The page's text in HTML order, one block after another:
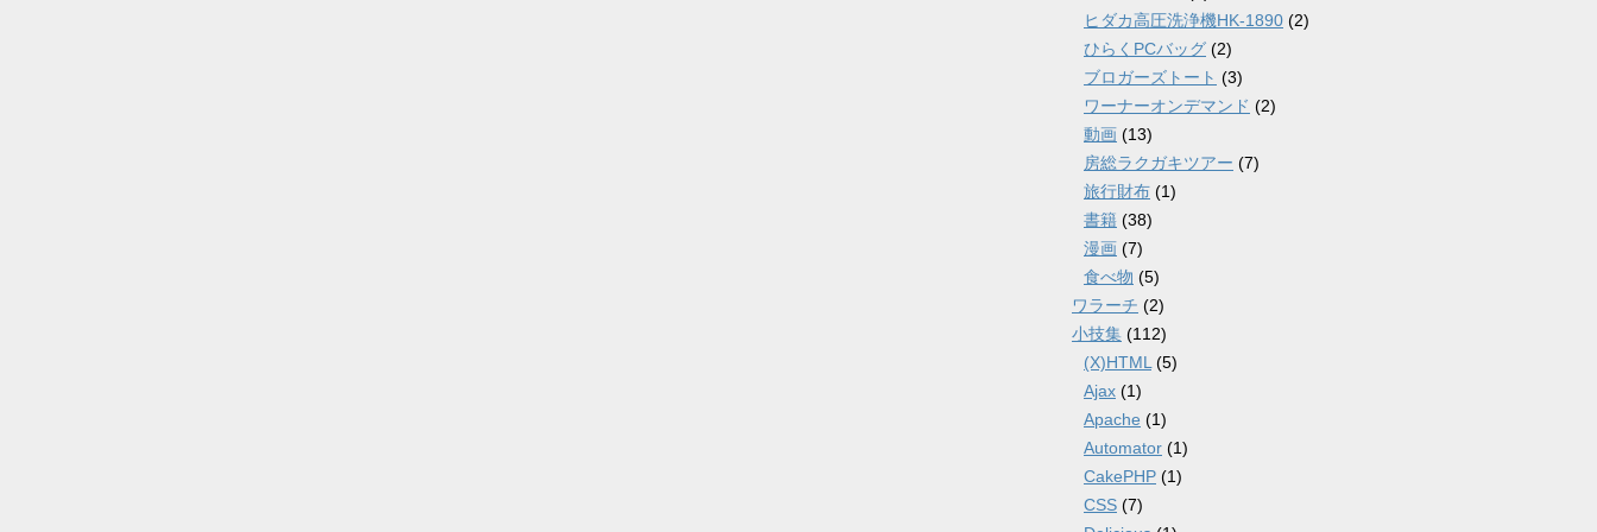
ヒダカ高圧洗浄機HK-1890 (2)
ひらくPCバッグ (2)
ブロガーズトート (3)
ワーナーオンデマンド (2)
動画 (13)
房総ラクガキツアー (7)
旅行財布 (1)
書籍 (38)
漫画 (7)
食べ物 (5)
ワラーチ (2)
小技集 (112)
(X)HTML (5)
Ajax (1)
Apache (1)
Automator (1)
CakePHP (1)
CSS (7)